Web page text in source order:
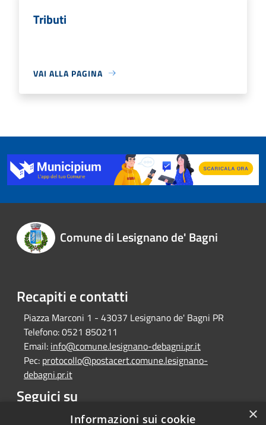
Tributi
VAI ALLA PAGINA
Comune di Lesignano de' Bagni
Recapiti e contatti
Piazza Marconi 1 - 43037 Lesignano de' Bagni PR
Telefono:0521 850211
Email: info@comune.lesignano-debagni.pr.it
Pec: protocollo@postacert.comune.lesignano-
debagni.pr.it
Seguici su
Facebook ×
Informazioni sui cookie